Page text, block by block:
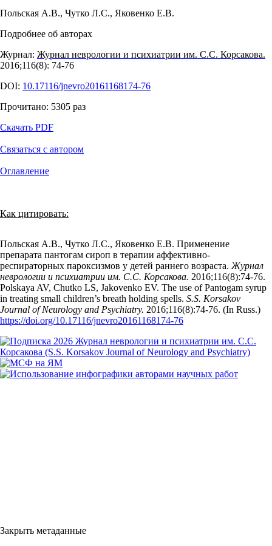
Польская А.В., Чутко Л.С., Яковенко Е.В.
Подробнее об авторах
Журнал: Журнал неврологии и психиатрии им. С.С. Корсакова.
2016;116(8): 74‑76
DOI: 10.17116/jnevro20161168174-76
Прочитано: 5305 раз
Скачать PDF
Связаться с автором
Оглавление
Как цитировать:
Польская А.В., Чутко Л.С., Яковенко Е.В. Применение
препарата пантогам сироп в терапии аффективно-
респираторных пароксизмов у детей раннего возраста. Журнал
неврологии и психиатрии им. С.С. Корсакова. 2016;116(8):74‑76.
Polskaya AV, Chutko LS, Jakovenko EV. The use of Pantogam syrup
in treating small children’s breath holding spells. S.S. Korsakov
Journal of Neurology and Psychiatry. 2016;116(8):74‑76. (In Russ.)
https://doi.org/10.17116/jnevro20161168174-76
Закрыть метаданные